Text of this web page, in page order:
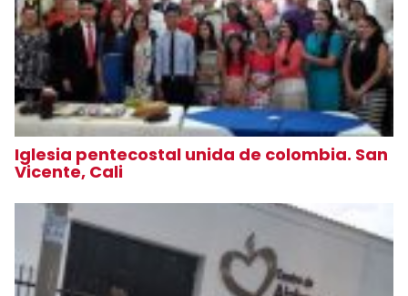
Iglesia pentecostal unida de colombia. San
Vicente, Cali